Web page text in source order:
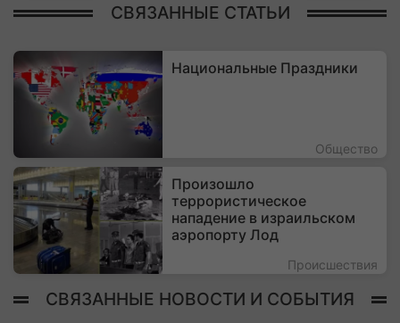
СВЯЗАННЫЕ СТАТЬИ
Национальные Праздники
Общество
Произошло
террористическое
нападение в израильском
аэропорту Лод
Происшествия
СВЯЗАННЫЕ НОВОСТИ И СОБЫТИЯ